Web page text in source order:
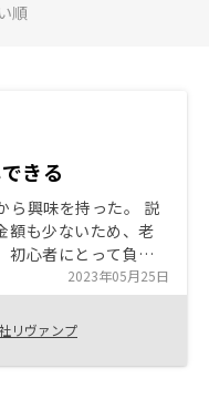
順
きる
ら興味を持った。 説
額も少ないため、老
初心者にとって負担
ランによって管理負
運用が楽。 RENOSY
的。 購入後の対応も
2023年05月25日
リヴァンプ